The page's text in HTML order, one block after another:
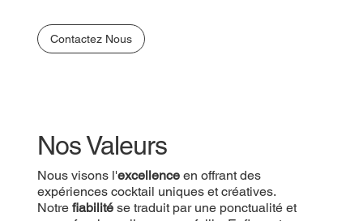
Contactez Nous
Nos Valeurs
Nous visons l'excellenceen offrant des
expériences cocktail uniques et créatives.
Notre fiabilité se traduit par une ponctualité et